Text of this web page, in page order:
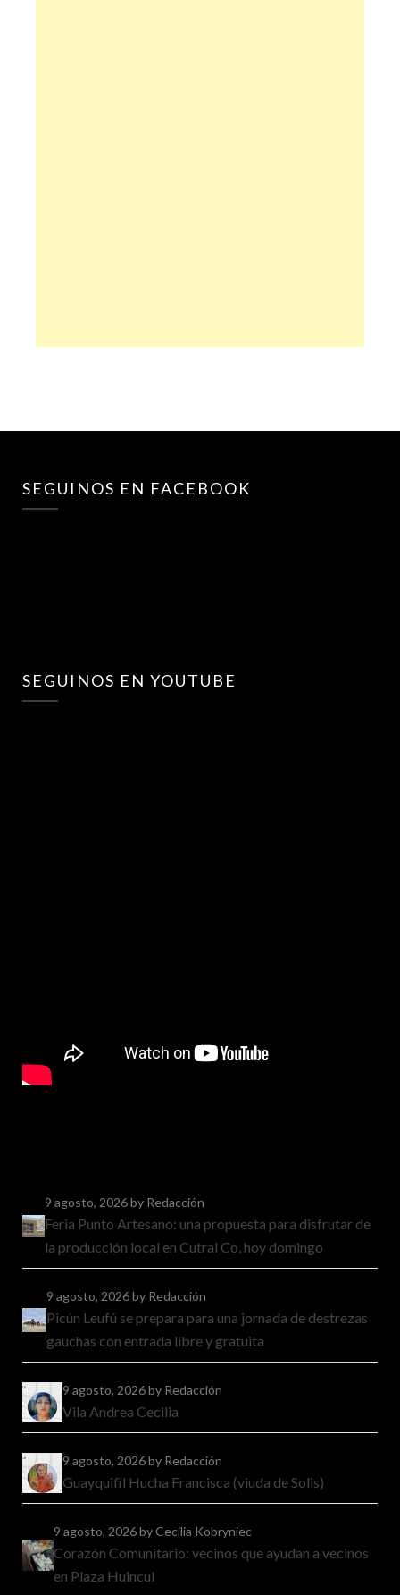
SEGUINOS EN FACEBOOK
SEGUINOS EN YOUTUBE
9 agosto, 2026by Redacción
Feria Punto Artesano: una propuesta para disfrutar de
la producción local en Cutral Co, hoy domingo
9 agosto, 2026by Redacción
Picún Leufú se prepara para una jornada de destrezas
gauchas con entrada libre y gratuita
9 agosto, 2026by Redacción
Vila Andrea Cecilia
9 agosto, 2026by Redacción
Guayquifil Hucha Francisca (viuda de Solis)
9 agosto, 2026by Cecilia Kobryniec
Corazón Comunitario: vecinos que ayudan a vecinos
en Plaza Huincul